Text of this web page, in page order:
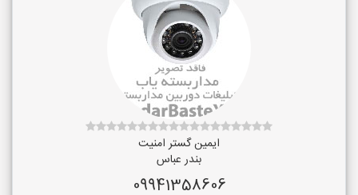
ایمین گستر امنیت
بندر عباس
09941358606